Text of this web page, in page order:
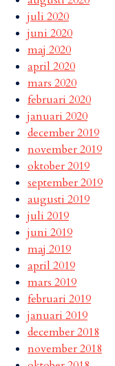
juli 2020
juni 2020
maj 2020
april 2020
mars 2020
februari 2020
januari 2020
december 2019
november 2019
oktober 2019
september 2019
augusti 2019
juli 2019
juni 2019
maj 2019
april 2019
mars 2019
februari 2019
januari 2019
december 2018
november 2018